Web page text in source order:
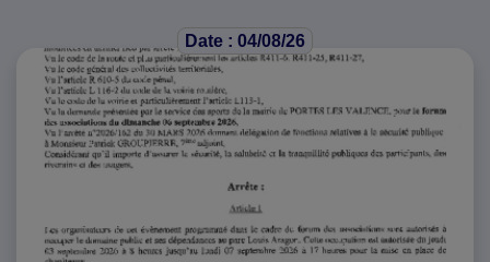
Date : 04/08/26